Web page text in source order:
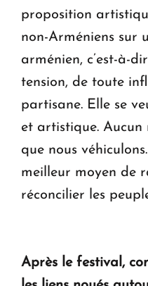
proposition
non-Arméniens sur
arménien, c’est-à-
tension, de toute
partisane. Elle se
et artistique. Aucun
que nous
meilleur moyen de
réconcilier les
Après le festival,